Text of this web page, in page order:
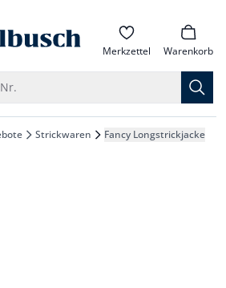
zur Startseite Merkzettel Warenkorb
Strickwaren Fancy Longstrickjacke